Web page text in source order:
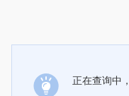
正在查询中